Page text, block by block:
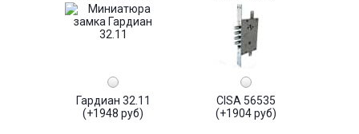
Гардиан 32.11
(+1948 руб)
CISA 56535
(+1904 руб)